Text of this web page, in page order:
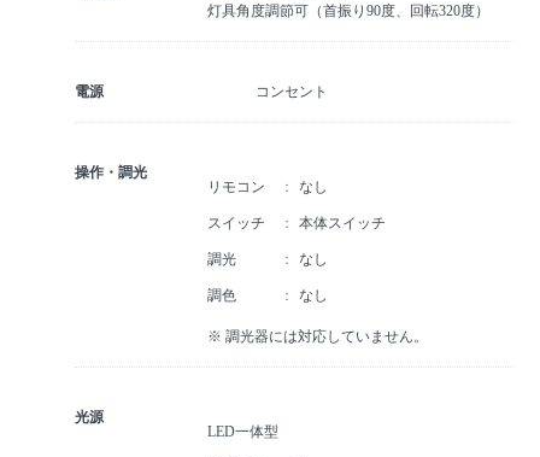
灯具角度調節可（首振り90度、回転320度）
電源 コンセント
操作・調光
リモコン
なし
スイッチ 本体スイッチ
調光 なし
調色 なし
※ 調光器には対応していません。
光源
LED一体型